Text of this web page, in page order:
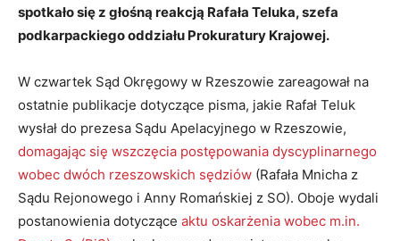
spotkało się z głośną reakcją Rafała Teluka, szefa
podkarpackiego oddziału Prokuratury Krajowej.
W czwartek Sąd Okręgowy w Rzeszowie zareagował na
ostatnie publikacje dotyczące pisma, jakie Rafał Teluk
wysłał do prezesa Sądu Apelacyjnego w Rzeszowie,
domagając się wszczęcia postępowania dyscyplinarnego
wobec dwóch rzeszowskich sędziów (Rafała Mnicha z
Sądu Rejonowego i Anny Romańskiej z SO). Oboje wydali
postanowienia dotyczące aktu oskarżenia wobec m.in.